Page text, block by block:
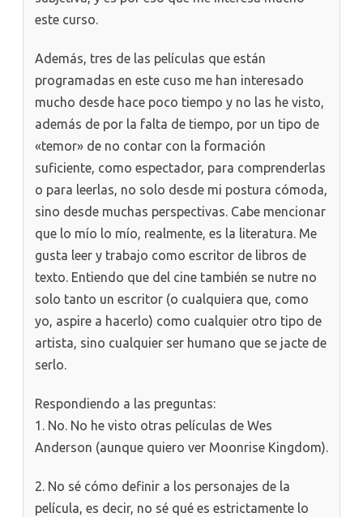
este curso.
Además, tres de las películas que están
programadas en este cuso me han interesado
mucho desde hace poco tiempo y no las he visto,
además de por la falta de tiempo, por un tipo de
«temor» de no contar con la formación
suficiente, como espectador, para comprenderlas
o para leerlas, no solo desde mi postura cómoda,
sino desde muchas perspectivas. Cabe mencionar
que lo mío lo mío, realmente, es la literatura. Me
gusta leer y trabajo como escritor de libros de
texto. Entiendo que del cine también se nutre no
solo tanto un escritor (o cualquiera que, como
yo, aspire a hacerlo) como cualquier otro tipo de
artista, sino cualquier ser humano que se jacte de
serlo.
Respondiendo a las preguntas:
1. No. No he visto otras películas de Wes
Anderson (aunque quiero ver Moonrise Kingdom).
2. No sé cómo definir a los personajes de la
película, es decir, no sé qué es estrictamente lo